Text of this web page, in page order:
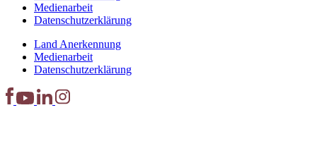
Medienarbeit
Datenschutzerklärung
Land Anerkennung
Medienarbeit
Datenschutzerklärung